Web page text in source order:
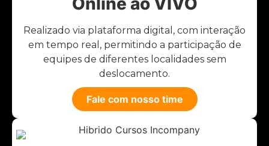
Realizado via plataforma digital, com interação
em tempo real, permitindo a participação de
equipes de diferentes localidades sem
deslocamento.
Fale com nosso time